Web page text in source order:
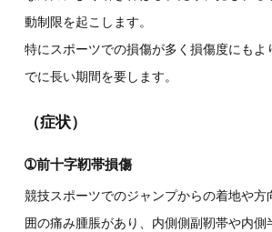
動制限を起こします。
特にスポーツでの損傷が多く損傷度にもよ
でに長い期間を要します。
（症状）
➀前十字靭帯損傷
競技スポーツでのジャンプからの着地や方
囲の痛み腫脹があり、内側側副靭帯や内側